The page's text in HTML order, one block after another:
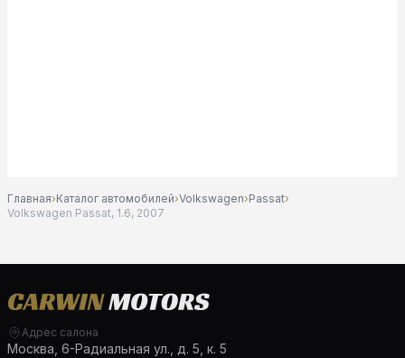
Главная›Каталог автомобилей›Volkswagen›Passat›
Volkswagen Passat, 1.6, 2007
Адрес салона
Москва, 6-Радиальная ул., д. 5, к. 5